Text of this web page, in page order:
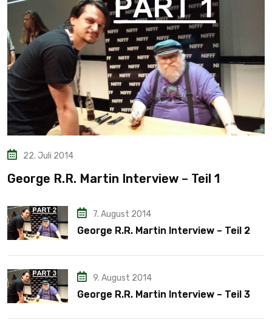
22. Juli 2014
George R.R. Martin Interview – Teil 1
7. August 2014
George R.R. Martin Interview – Teil 2
9. August 2014
George R.R. Martin Interview – Teil 3